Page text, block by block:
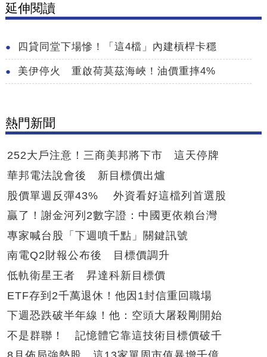
延伸閱讀
四貸同堂下場慘！「這4檔」內建槓桿卡穩
美伊停火 重啟荷莫茲海峽！油價重摔4%
熱門新聞
252大戶注意！三商美邦將下市 這天停牌
華邦電法說會後 新目標價出爐
股價單週反彈43% 外資看好這檔列首選股
贏了！謝金河列2數字證：中國更依賴台灣
專家喊台股「下週噴千點」關鍵訊號
南電Q2財報公布後 目標價調升
低軌衛星王者 昇達科新目標價
ETF存到2千萬退休！他因1封信重回職場
下週恐跌破半年線！他：空頭大屠殺剛開始
不是群聯！ 記憶體它靠這技術目標價破千